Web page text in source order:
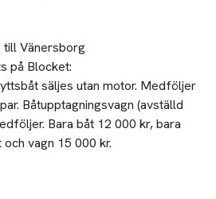
Vänersborg
på Blocket:
säljes utan motor. Medföljer
Båtupptagningsvagn (avställd
Bara båt 12 000 kr, bara
vagn 15 000 kr.